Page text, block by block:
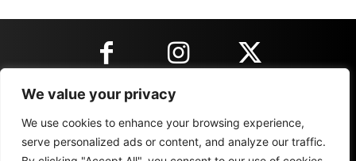
We value your privacy
We use cookies to enhance your browsing experience,
serve personalized ads or content, and analyze our traffic.
KONTAKT INFORMACIJE